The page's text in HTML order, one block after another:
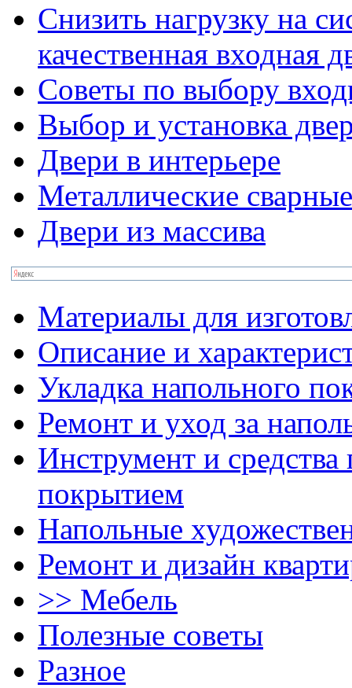
Снизить нагрузку на
качественная входная
Советы по выбору
Выбор и установка
Двери в интерьере
Металлические
Двери из массива
Материалы для
Описание и
Укладка напольного
Ремонт и уход за
Инструмент и
покрытием
Напольные
Ремонт и дизайн
>> Мебель
Полезные советы
Разное